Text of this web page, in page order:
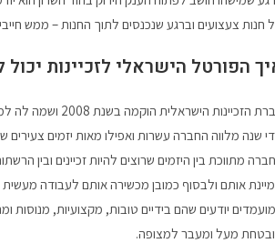
חנות צעצועים וברגע שנכנסים לתוך החנות – ממש
הפורטל הישראלי לזכיינות
הישראלית הוקמה בשנת 2008 ושמה לה למטרה להיות אורים ותומים בכל מה שקשור לזכיינות ולתהליך ההפיכה לזכיינים.
שנה מלווה החברה עשרות ואפילו מאות יזמים צעירים
מתווכת בין היזמים שרוצים להיות זכיינים ובין
אותם ולבסוף כמובן מכשירה אותם לעבודה
יודעים שהם בידיים טובות, מקצועיות,
מעל ומעבר למצופה.